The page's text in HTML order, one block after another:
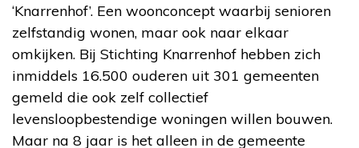
‘Knarrenhof’. Een woonconcept waarbij senioren
zelfstandig wonen, maar ook naar elkaar
omkijken. Bij Stichting Knarrenhof hebben zich
inmiddels 16.500 ouderen uit 301 gemeenten
gemeld die ook zelf collectief
levensloopbestendige woningen willen bouwen.
Maar na 8 jaar is het alleen in de gemeente